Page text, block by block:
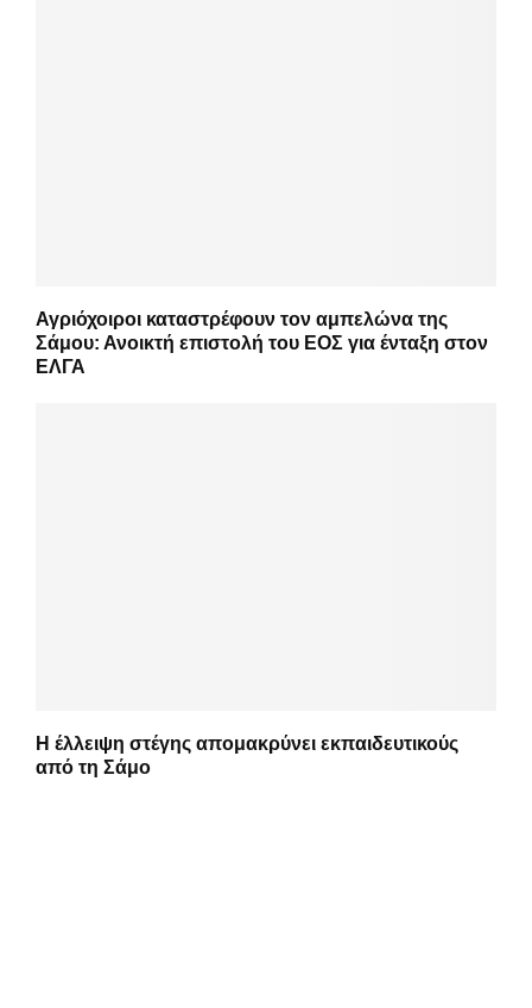
Αγριόχοιροι καταστρέφουν τον αμπελώνα της
Σάμου: Ανοικτή επιστολή του ΕΟΣ για ένταξη στον
ΕΛΓΑ
Η έλλειψη στέγης απομακρύνει εκπαιδευτικούς
από τη Σάμο